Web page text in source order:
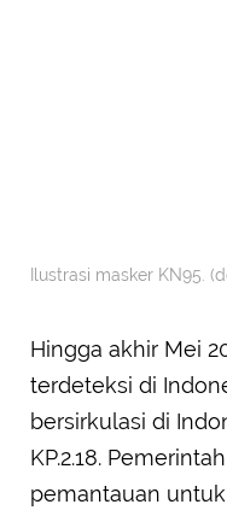
Ilustrasi masker KN95.
Hingga akhir Mei
terdeteksi di
bersirkulasi di
KP.2.18.
pemantauan